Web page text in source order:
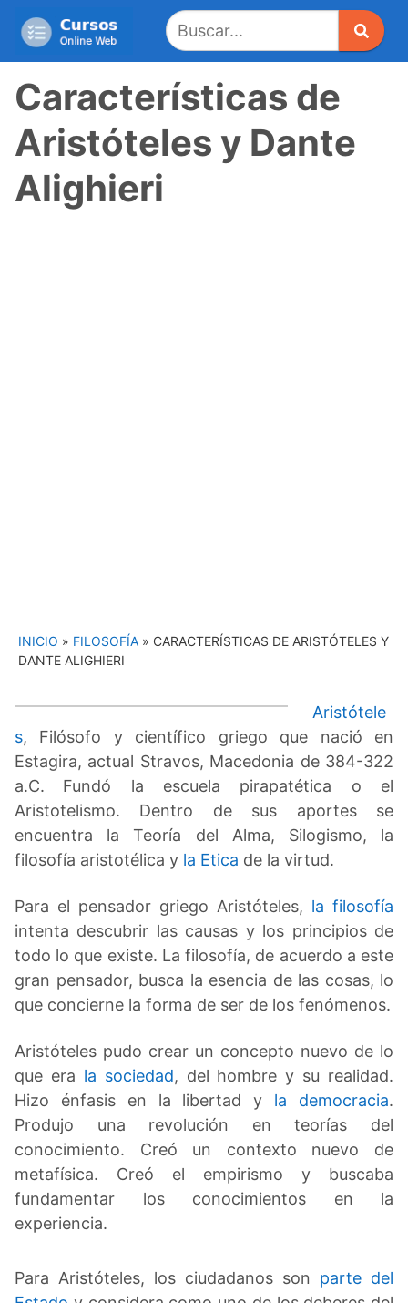
Características de
Aristóteles y Dante
Alighieri
INICIO » FILOSOFÍA » CARACTERÍSTICAS DE ARISTÓTELES Y
DANTE ALIGHIERI
Aristótele
s, Filósofo y científico griego que nació en
Estagira, actual Stravos, Macedonia de 384-322
a.C.
Fundó la escuela pirapatética o el
Aristotelismo. Dentro de sus aportes se
encuentra la Teoría del Alma, Silogismo, la
filosofía aristotélica y la Etica de la virtud.
Para el pensador griego Aristóteles, la filosofía
intenta descubrir las causas y los principios de
todo lo que existe. La filosofía, de acuerdo a este
gran pensador, busca la esencia de las cosas, lo
que concierne la forma de ser de los fenómenos.
Aristóteles pudo crear un concepto nuevo de lo
que era la sociedad, del hombre y su realidad.
Hizo énfasis en la libertad y la democracia.
Produjo una revolución en teorías del
conocimiento. Creó un contexto nuevo de
metafísica. Creó el empirismo y buscaba
fundamentar los conocimientos en la
experiencia.
Para Aristóteles, los ciudadanos son parte del